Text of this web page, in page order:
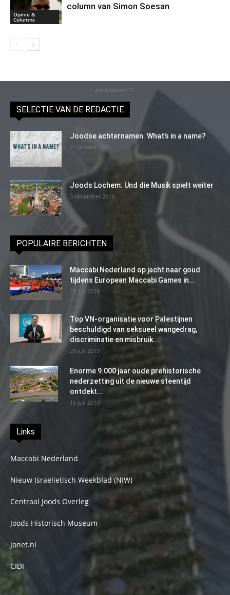
Opinie &
Columns
column van Simon Soesan
Advertentie (11)
SELECTIE VAN DE REDACTIE
Joodse achternamen. What’s in a name?
22 januari 2016
Joods Lochem: Und die Musik spielt weiter
3 december 2014
POPULAIRE BERICHTEN
Maccabi Nederland op jacht naar goud
tijdens European Maccabi Games in...
29 juli 2019
Top VN-organisatie voor Palestijnen
beschuldigd van seksueel wangedrag,
discriminatie en misbruik...
29 juli 2019
Enorme 9.000 jaar oude prehistorische
nederzetting uit de nieuwe steentijd
ontdekt...
16 juli 2019
Links
Maccabi Nederland
Nieuw Israelietisch Weekblad (NIW)
Centraal Joods Overleg
Joods Historisch Museum
Jonet.nl
CIDI